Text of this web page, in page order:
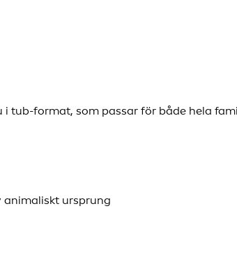
i tub-format, som passar för både hela
animaliskt ursprung